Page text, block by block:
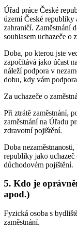
Úřad práce České
území České republiky
zahraničí. Zaměstnání
souhlasem uchazeče o
Doba, po kterou jste
započítává jako účast
náleží podpora v
dobu, kdy vám
Za uchazeče o
Při ztrátě zaměstnání,
zaměstnání na Úřadu
zdravotní pojištění.
Doba
republiky jako uchazeč
důchodovém pojištění.
5. Kdo je
apod.)
Fyzická osoba s
zaměstnání.